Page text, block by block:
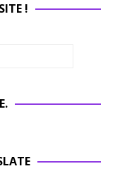
!